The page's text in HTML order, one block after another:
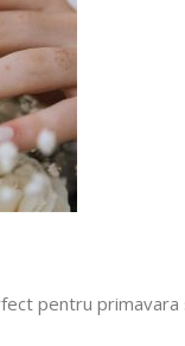
pentru